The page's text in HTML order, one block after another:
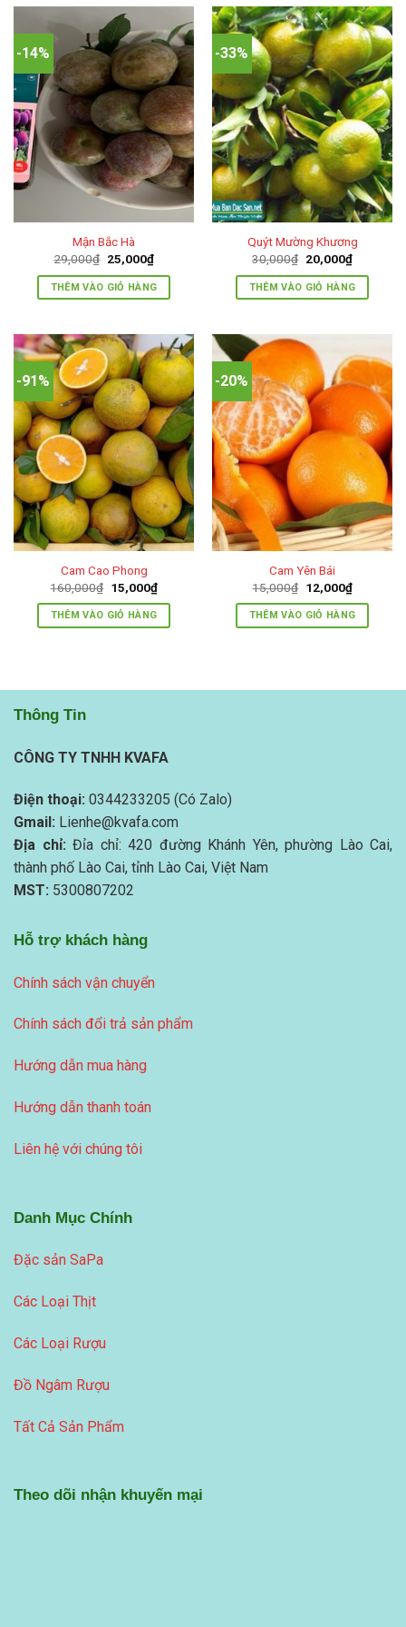
-14%
Mận Bắc Hà
29,000₫ Giá
gốc
là:
29,000₫.
25,000₫Giá
hiện
tại
là:
THÊM VÀO GIỎ HÀNG
-33%
Quýt Mường Khương
30,000₫ Giá
gốc
là:
30,000₫.
20,000₫Giá
hiện
tại
là:
THÊM VÀO GIỎ HÀNG
-91%
Cam Cao Phong
160,000₫ Giá
gốc
là:
160,000₫.
15,000₫Giá
hiện
tại
là:
15,000₫.
THÊM VÀO GIỎ HÀNG
-20%
Cam Yên Bái
15,000₫ Giá
gốc
là:
15,000₫.
12,000₫Giá
hiện
tại
là:
12,000₫.
THÊM VÀO GIỎ HÀNG
Thông Tin
CÔNG TY TNHH KVAFA
Điện thoại: 0344233205 (Có Zalo)
Gmail: Lienhe@kvafa.com
Địa chỉ: Đỉa chỉ: 420 đường Khánh Yên, phường Lào Cai,
thành phố Lào Cai, tỉnh Lào Cai, Việt Nam
MST: 5300807202
Hỗ trợ khách hàng
Chính sách vận chuyển
Chính sách đổi trả sản phẩm
Hướng dẫn mua hàng
Hướng dẫn thanh toán
Liên hệ với chúng tôi
Danh Mục Chính
Đặc sản SaPa
Các Loại Thịt
Các Loại Rượu
Đồ Ngâm Rượu
Tất Cả Sản Phẩm
Theo dõi nhận khuyến mại